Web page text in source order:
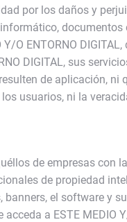
por los daños y
documentos
O ENTORNO DIGITAL,
DIGITAL, sus
de aplicación, ni
usuarios, ni la
de empresas con
de propiedad
banners, el software y
a ESTE MEDIO